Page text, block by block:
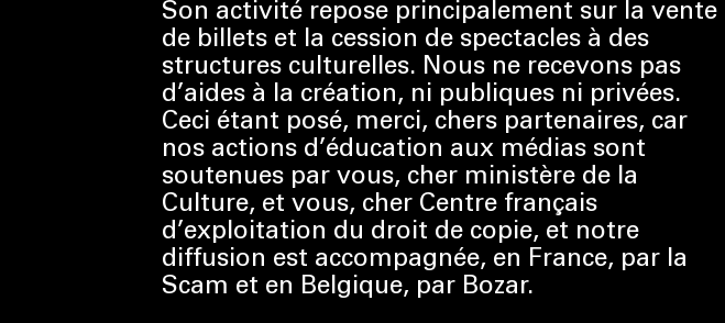
Son activité repose principalement sur la vente
de billets et la cession de spectacles à des
structures culturelles. Nous ne recevons pas
d’aides à la création, ni publiques ni privées.
Ceci étant posé, merci, chers partenaires, car
nos actions d’éducation aux médias sont
soutenues par vous, cher ministère de la
Culture, et vous, cher Centre français
d’exploitation du droit de copie, et notre
diffusion est accompagnée, en France, par la
Scam et en Belgique, par Bozar.